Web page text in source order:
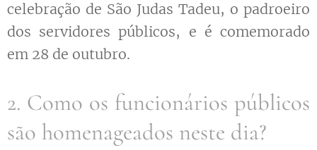
celebração de São Judas Tadeu, o padroeiro
dos servidores públicos, e é comemorado
em 28 de outubro.
2. Como os funcionários públicos
são homenageados neste dia?